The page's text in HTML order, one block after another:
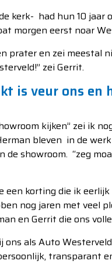
kerk- had hun 10 jaar
morgen eerst noar
prater en zei meestal
zei Gerrit.
is veur ons
kijken” zei ik
bleven in de
de showroom. “zeg
korting die ik
nog jaren met veel
en Gerrit die ons
ons als Auto
transparant